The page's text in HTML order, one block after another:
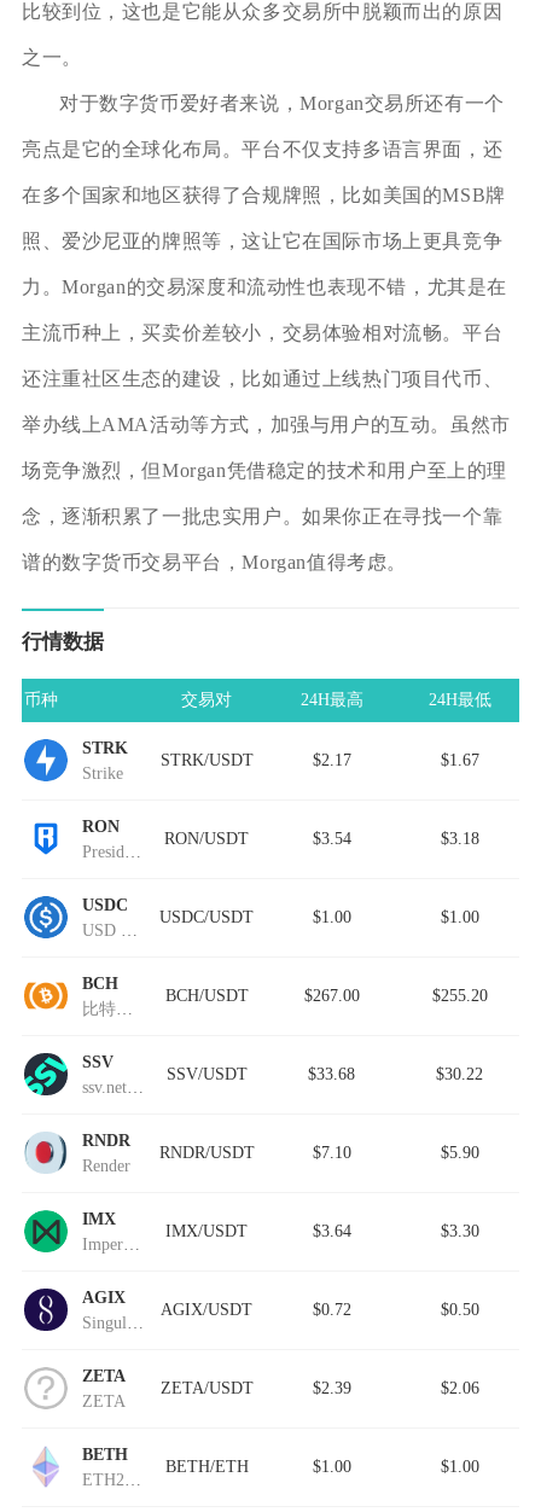
比较到位，这也是它能从众多交易所中脱颖而出的原因
之一。
对于数字货币爱好者来说，Morgan交易所还有一个
亮点是它的全球化布局。平台不仅支持多语言界面，还
在多个国家和地区获得了合规牌照，比如美国的MSB牌
照、爱沙尼亚的牌照等，这让它在国际市场上更具竞争
力。Morgan的交易深度和流动性也表现不错，尤其是在
主流币种上，买卖价差较小，交易体验相对流畅。平台
还注重社区生态的建设，比如通过上线热门项目代币、
举办线上AMA活动等方式，加强与用户的互动。虽然市
场竞争激烈，但Morgan凭借稳定的技术和用户至上的理
念，逐渐积累了一批忠实用户。如果你正在寻找一个靠
谱的数字货币交易平台，Morgan值得考虑。
行情数据
币种 交易对 24H最高 24H最低
STRK
Strike
STRK/USDT $2.17 $1.67
RON
RON/USDT $3.54 $3.18
USDC
USDC/USDT $1.00 $1.00
BCH
BCH/USDT $267.00 $255.20
SSV
SSV/USDT $33.68 $30.22
RNDR
Render
RNDR/USDT $7.10 $5.90
IMX
IMX/USDT $3.64 $3.30
AGIX
AGIX/USDT $0.72 $0.50
ZETA
ZETA
ZETA/USDT $2.39 $2.06
BETH
BETH/ETH $1.00 $1.00